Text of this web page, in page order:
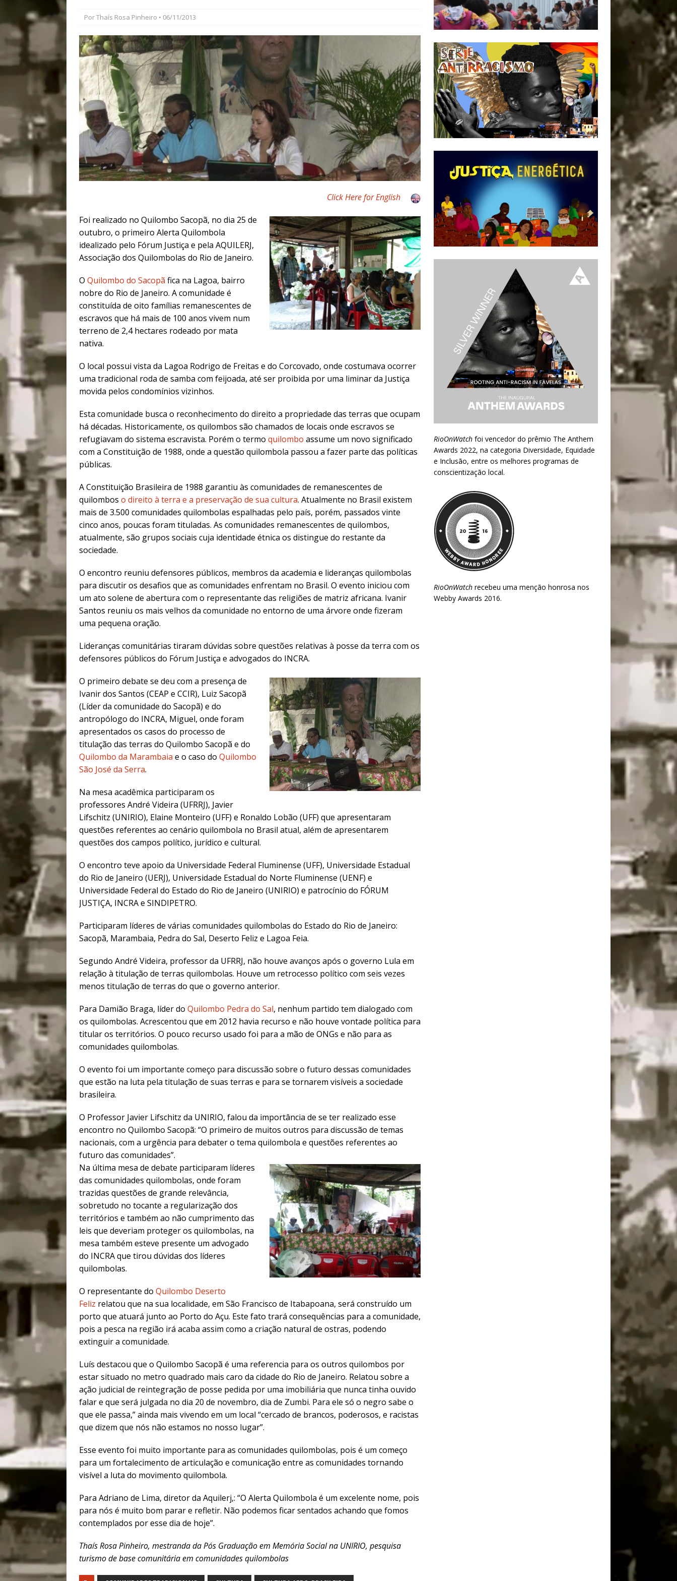
[ 27/07/2026 ]
em Suruí, Magé
COBERTURA DE EVENTOS
[ 04/08/2026 ]
Trens Fluminenses, Cronicamente Abandonados,
Passam para Consórcio Nova Via Mobilidade 10 Anos Após Rio2016
#OLHONOLEGADO
[ 31/07/2026 ]
Complexo de Acari Lança Pesquisa Pioneira sobre
Impactos das Enchentes na Comunidade
DADOS E PESQUISA
PorThaís Rosa Pinheiro • 06/11/2013
Click Here for English
Foi realizado no Quilombo Sacopã, no dia 25 de
outubro, o primeiro Alerta Quilombola
idealizado pelo Fórum Justiça e pela AQUILERJ,
Associação dos Quilombolas do Rio de Janeiro.
O Quilombo do Sacopã fica na Lagoa, bairro
nobre do Rio de Janeiro. A comunidade é
constituída de oito famílias remanescentes de
escravos que há mais de 100 anos vivem num
terreno de 2,4 hectares rodeado por mata
nativa.
O local possui vista da Lagoa Rodrigo de Freitas e do Corcovado, onde costumava ocorrer
uma tradicional roda de samba com feijoada, até ser proibida por uma liminar da Justiça
movida pelos condomínios vizinhos.
Esta comunidade busca o reconhecimento do direito a propriedade das terras que ocupam
há décadas. Historicamente, os quilombos são chamados de locais onde escravos se
refugiavam do sistema escravista. Porém o termo quilombo assume um novo significado
com a Constituição de 1988, onde a questão quilombola passou a fazer parte das políticas
públicas.
A Constituição Brasileira de 1988 garantiu às comunidades de remanescentes de
quilombos o direito à terra e a preservação de sua cultura. Atualmente no Brasil existem
mais de 3.500 comunidades quilombolas espalhadas pelo país, porém, passados vinte
cinco anos, poucas foram tituladas. As comunidades remanescentes de quilombos,
atualmente, são grupos sociais cuja identidade étnica os distingue do restante da
sociedade.
O encontro reuniu defensores públicos, membros da academia e lideranças quilombolas
para discutir os desafios que as comunidades enfrentam no Brasil. O evento iniciou com
um ato solene de abertura com o representante das religiões de matriz africana. Ivanir
Santos reuniu os mais velhos da comunidade no entorno de uma árvore onde fizeram
uma pequena oração.
Lideranças comunitárias tiraram dúvidas sobre questões relativas à posse da terra com os
defensores públicos do Fórum Justiça e advogados do INCRA.
O primeiro debate se deu com a presença de
Ivanir dos Santos (CEAP e CCIR), Luiz Sacopã
(Líder da comunidade do Sacopã) e do
antropólogo do INCRA, Miguel, onde foram
apresentados os casos do processo de
titulação das terras do Quilombo Sacopã e do
Quilombo da Marambaia e o caso do Quilombo
São José da Serra.
Na mesa acadêmica participaram os
professores André Videira (UFRRJ), Javier
Lifschitz (UNIRIO), Elaine Monteiro (UFF) e Ronaldo Lobão (UFF) que apresentaram
questões referentes ao cenário quilombola no Brasil atual, além de apresentarem
questões dos campos político, jurídico e cultural.
O encontro teve apoio da Universidade Federal Fluminense (UFF), Universidade Estadual
do Rio de Janeiro (UERJ), Universidade Estadual do Norte Fluminense (UENF) e
Universidade Federal do Estado do Rio de Janeiro (UNIRIO) e patrocínio do FÓRUM
JUSTIÇA, INCRA e SINDIPETRO.
Participaram líderes de várias comunidades quilombolas do Estado do Rio de Janeiro:
Sacopã, Marambaia, Pedra do Sal, Deserto Feliz e Lagoa Feia.
Segundo André Videira, professor da UFRRJ, não houve avanços após o governo Lula em
relação à titulação de terras quilombolas. Houve um retrocesso político com seis vezes
menos titulação de terras do que o governo anterior.
Para Damião Braga, líder do Quilombo Pedra do Sal, nenhum partido tem dialogado com
os quilombolas. Acrescentou que em 2012 havia recurso e não houve vontade política para
titular os territórios. O pouco recurso usado foi para a mão de ONGs e não para as
comunidades quilombolas.
O evento foi um importante começo para discussão sobre o futuro dessas comunidades
que estão na luta pela titulação de suas terras e para se tornarem visíveis a sociedade
brasileira.
O Professor Javier Lifschitz da UNIRIO, falou da importância de se ter realizado esse
encontro no Quilombo Sacopã: “O primeiro de muitos outros para discussão de temas
nacionais, com a urgência para debater o tema quilombola e questões referentes ao
futuro das comunidades”.
Na última mesa de debate participaram líderes
das comunidades quilombolas, onde foram
trazidas questões de grande relevância,
sobretudo no tocante a regularização dos
territórios e também ao não cumprimento das
leis que deveriam proteger os quilombolas, na
mesa também esteve presente um advogado
do INCRA que tirou dúvidas dos líderes
quilombolas.
O representante do Quilombo Deserto
Feliz relatou que na sua localidade, em São Francisco de Itabapoana, será construído um
porto que atuará junto ao Porto do Açu. Este fato trará consequências para a comunidade,
pois a pesca na região irá acaba assim como a criação natural de ostras, podendo
extinguir a comunidade.
Luís destacou que o Quilombo Sacopã é uma referencia para os outros quilombos por
estar situado no metro quadrado mais caro da cidade do Rio de Janeiro. Relatou sobre a
ação judicial de reintegração de posse pedida por uma imobiliária que nunca tinha ouvido
falar e que será julgada no dia 20 de novembro, dia de Zumbi. Para ele só o negro sabe o
que ele passa,” ainda mais vivendo em um local “cercado de brancos, poderosos, e racistas
que dizem que nós não estamos no nosso lugar”.
Esse evento foi muito importante para as comunidades quilombolas, pois é um começo
para um fortalecimento de articulação e comunicação entre as comunidades tornando
visível a luta do movimento quilombola.
Para Adriano de Lima, diretor da Aquilerj,: “O Alerta Quilombola é um excelente nome, pois
para nós é muito bom parar e refletir. Não podemos ficar sentados achando que fomos
contemplados por esse dia de hoje”.
Thaís Rosa Pinheiro, mestranda da Pós Graduação em Memória Social na UNIRIO, pesquisa
turismo de base comunitária em comunidades quilombolas
RioOnWatchfoi vencedor do prêmio The Anthem
Awards 2022, na categoria Diversidade, Equidade
e Inclusão, entre os melhores programas de
conscientização local.
RioOnWatchrecebeu uma menção honrosa nos
Webby Awards 2016.